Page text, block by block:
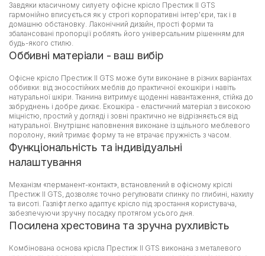
Завдяки класичному силуету офісне крісло Престиж II GTS
гармонійно вписується як у строгі корпоративні інтер'єри, так і в
домашню обстановку. Лаконічний дизайн, прості форми та
збалансовані пропорції роблять його універсальним рішенням для
будь-якого стилю.
Оббивні матеріали - ваш вибір
Офісне крісло Престиж II GTS може бути виконане в різних варіантах
оббивки: від зносостійких меблів до практичної екошкіри і навіть
натуральної шкіри. Тканина витримує щоденні навантаження, стійка до
забруднень і добре дихає. Екошкіра - еластичний матеріал з високою
міцністю, простий у догляді і зовні практично не відрізняється від
натуральної. Внутрішнє наповнення виконане із щільного меблевого
поролону, який тримає форму та не втрачає пружність з часом.
Функціональність та індивідуальні
налаштування
Механізм «перманент-контакт», встановлений в офісному кріслі
Престиж II GTS, дозволяє точно регулювати спинку по глибині, нахилу
та висоті. Газліфт легко адаптує крісло під зростання користувача,
забезпечуючи зручну посадку протягом усього дня.
Посилена хрестовина та зручна рухливість
Комбінована основа крісла Престиж II GTS виконана з металевого